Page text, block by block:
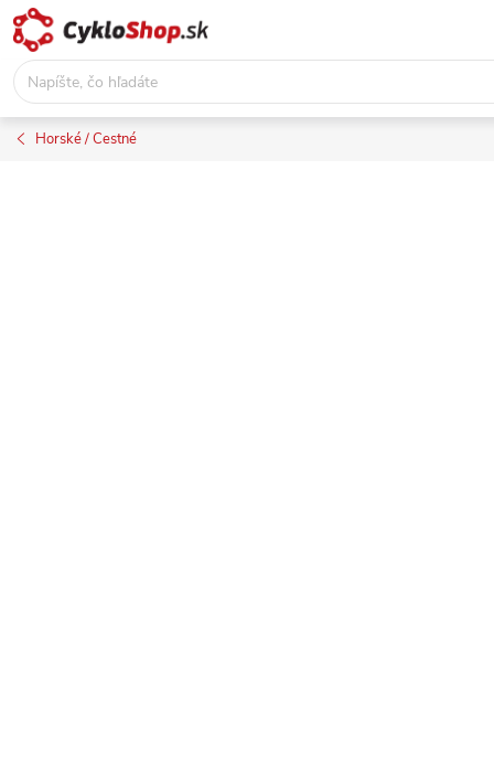
Prejsť
na
obsah
Horské / Cestné